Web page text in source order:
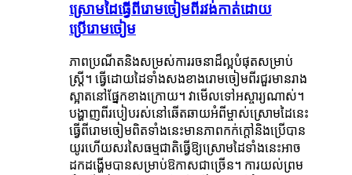
ស្រោមដៃធ្វើពីរោមចៀមពីរវង់កាត់ដោយ
ប្រើរោមចៀម
ភាពប្រណីតនិងសម្រស់ការរចនាដ៏ល្អបំផុតសម្រាប់
ស្ត្រី។ ធ្វើដោយដៃទាំងសងខាងរោមចៀមពីរជួរមានរាង
ស្អាតនៅផ្នែកខាងក្រោយ។ វាមើលទៅអស្ចារ្យណាស់។
បង្ហាញពីរបៀបរស់នៅឆើតឆាយអំពីម្ចាស់ស្រោមដៃនេះ
ធ្វើពីរោមចៀមពិតទាំងនេះមានភាពកក់ក្តៅនិងប្រើបាន
យូរហើយសរសៃធម្មជាតិធ្វើឱ្យស្រោមដៃទាំងនេះអាច
ដកដង្ហើមបានសម្រាប់ឱកាសជាច្រើន។ ការយល់ព្រម